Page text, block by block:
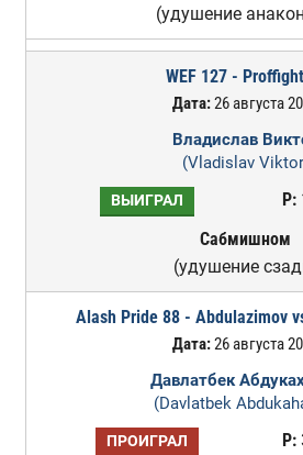
(удушение
WEF 127 -
Дата:26 августа
Владислав
(Vladislav
ВЫИГРАЛ Р:
Сабмишном
(удушение
Alash Pride 88 - Abdulazimov
Дата:26 августа
Давлатбек
(Davlatbek
ПРОИГРАЛ Р: